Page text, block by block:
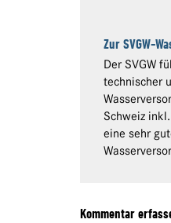
Zur SVGW-
Der SVGW
technischer
Schweiz
eine sehr
Kommentar